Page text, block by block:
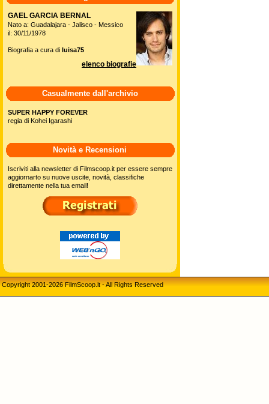
GAEL GARCIA BERNAL
Nato a: Guadalajara - Jalisco - Messico
il: 30/11/1978
Biografia a cura di luisa75
elenco biografie
Casualmente dall'archivio
SUPER HAPPY FOREVER
regia di Kohei Igarashi
Novità e Recensioni
Iscriviti alla newsletter di Filmscoop.it per essere sempre
aggiornarto su nuove uscite, novità, classifiche
direttamente nella tua email!
Copyright 2001-2026 FilmScoop.it - All Rights Reserved